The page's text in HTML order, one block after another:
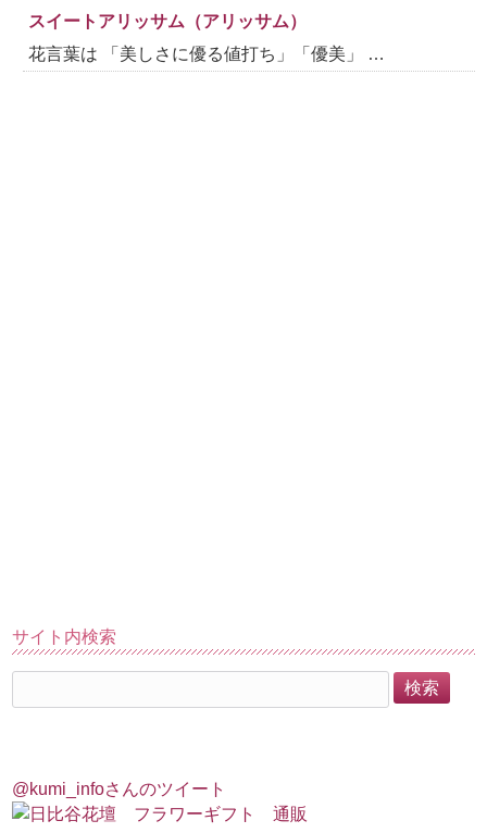
スイートアリッサム（アリッサム）
花言葉は 「美しさに優る値打ち」「優美」 …
サイト内検索
@kumi_infoさんのツイート